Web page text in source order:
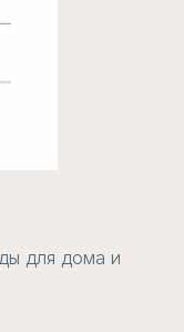
для дома и